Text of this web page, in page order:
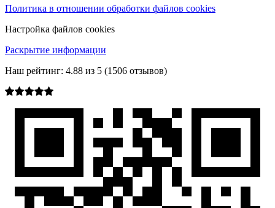
Политика в отношении обработки файлов cookies
Настройка файлов cookies
Раскрытие информации
Наш рейтинг: 4.88 из 5 (1506 отзывов)